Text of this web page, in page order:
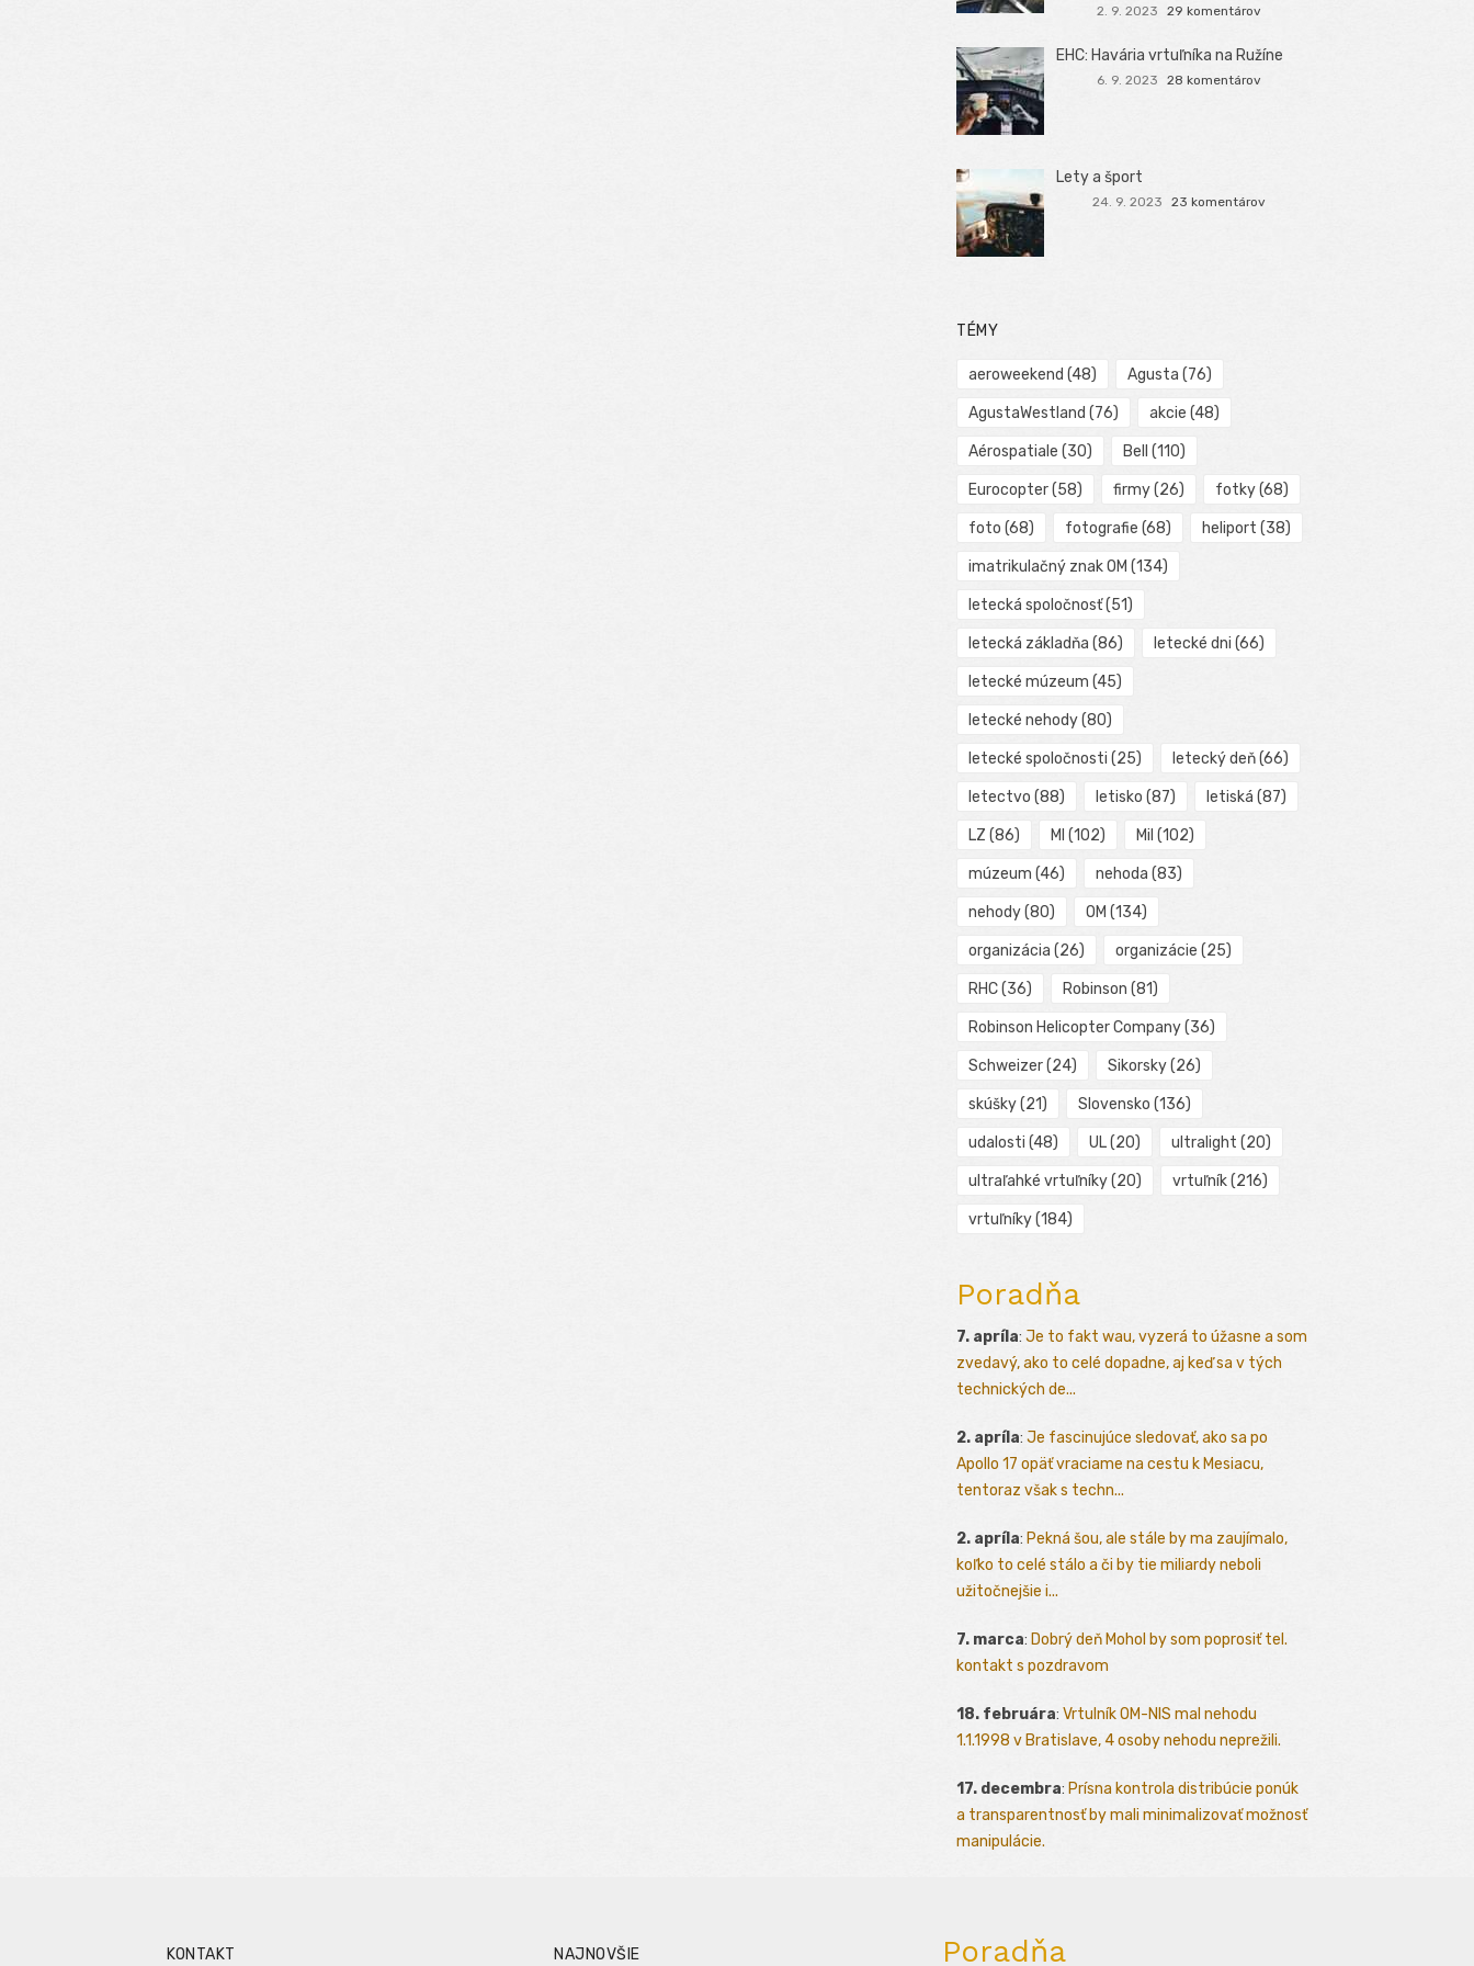
2. 9. 2023 29 komentárov
EHC: Havária vrtuľníka na Ružíne
6. 9. 2023 28 komentárov
Lety a šport
24. 9. 2023 23 komentárov
TÉMY
aeroweekend (48) Agusta (76)
AgustaWestland (76) akcie (48)
Aérospatiale (30) Bell (110)
Eurocopter(58) firmy(26) fotky(68)
foto (68) fotografie (68) heliport (38)
imatrikulačný znak OM (134)
letecká spoločnosť(51)
letecká základňa (86) letecké dni (66)
letecké múzeum (45)
letecké nehody(80)
letecké spoločnosti (25) letecký deň(66)
letectvo (88) letisko (87) letiská (87)
LZ (86) MI (102) Mil (102)
múzeum (46) nehoda (83)
nehody(80) OM (134)
organizácia (26) organizácie (25)
RHC(36) Robinson (81)
Robinson Helicopter Company(36)
Schweizer(24) Sikorsky(26)
skúšky(21) Slovensko (136)
udalosti (48) UL(20) ultralight (20)
ultraľahké vrtuľníky(20) vrtuľník(216)
vrtuľníky(184)
Poradňa
7. apríla: Je to fakt wau, vyzerá to úžasne a som
zvedavý, ako to celé dopadne, aj keď sa v tých
technických de...
2. apríla: Je fascinujúce sledovať, ako sa po
Apollo 17 opäť vraciame na cestu k Mesiacu,
tentoraz však s techn...
2. apríla: Pekná šou, ale stále by ma zaujímalo,
koľko to celé stálo a či by tie miliardy neboli
užitočnejšie i...
7. marca: Dobrý deň Mohol by som poprosiť tel.
kontakt s pozdravom
18. februára: Vrtulník OM-NIS mal nehodu
1.1.1998 v Bratislave, 4 osoby nehodu neprežili.
17. decembra: Prísna kontrola distribúcie ponúk
a transparentnosť by mali minimalizovať možnosť
manipulácie.
KONTAKT NAJNOVŠIE Poradňa